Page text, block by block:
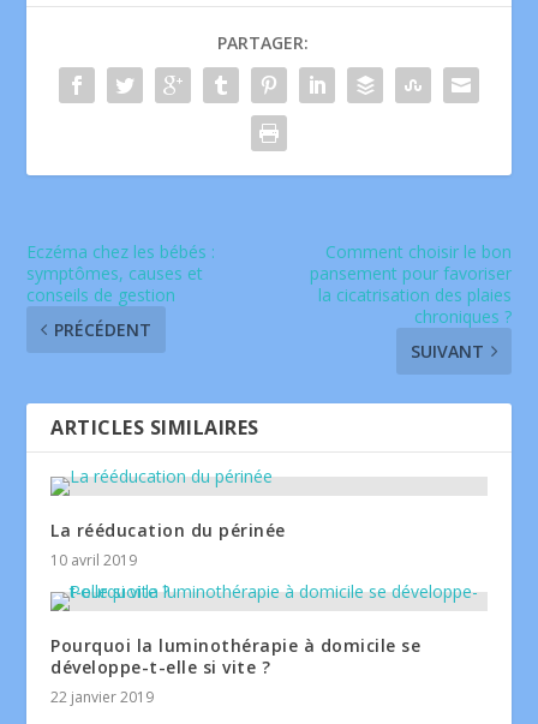
PARTAGER:
Eczéma chez les bébés :
symptômes, causes et
conseils de gestion
PRÉCÉDENT
Comment choisir le bon
pansement pour favoriser
la cicatrisation des plaies
chroniques ?
SUIVANT
ARTICLES SIMILAIRES
La rééducation du périnée
10 avril 2019
Pourquoi la luminothérapie à domicile se
développe-t-elle si vite ?
22 janvier 2019